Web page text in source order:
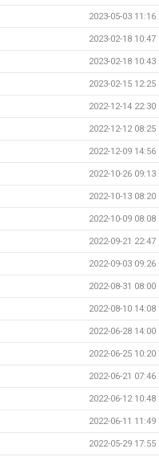
2023-05-03 11:16
2023-02-18 10:47
2023-02-18 10:43
2023-02-15 12:25
2022-12-14 22:30
2022-12-12 08:25
2022-12-09 14:56
2022-10-26 09:13
2022-10-13 08:20
2022-10-09 08:08
2022-09-21 22:47
2022-09-03 09:26
2022-08-31 08:00
2022-08-10 14:08
2022-06-28 14:00
2022-06-25 10:20
2022-06-21 07:46
2022-06-12 10:48
2022-06-11 11:49
2022-05-29 17:55